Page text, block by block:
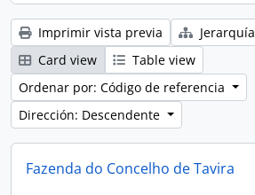
Imprimir vista previa
Jerarquía
Card view
Table view
Ordenar por: Código de referencia
Dirección: Descendente
Fazenda do Concelho de Tavira